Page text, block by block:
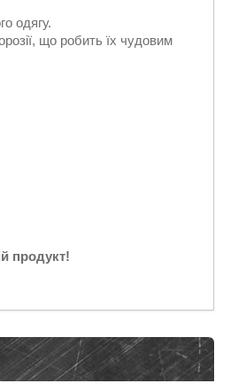
одягу.
що робить їх чудовим
продукт!